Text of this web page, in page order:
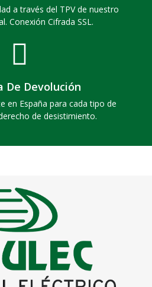
a través del TPV de nuestro
Conexión Cifrada SSL.
De Devolución
en España para cada tipo de
de desistimiento.